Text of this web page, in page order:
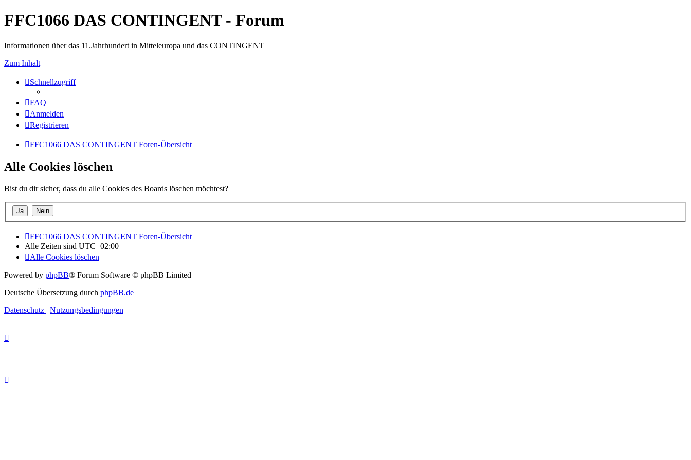
FFC1066 DAS CONTINGENT - Forum
Informationen über das 11.Jahrhundert in Mitteleuropa und das CONTINGENT
Zum Inhalt
Schnellzugriff
FAQ
Anmelden
Registrieren
FFC1066 DAS CONTINGENT Foren-Übersicht
Alle Cookies löschen
Bist du dir sicher, dass du alle Cookies des Boards löschen möchtest?
FFC1066 DAS CONTINGENT Foren-Übersicht
Alle Zeiten sind UTC+02:00
Alle Cookies löschen
Powered by phpBB® Forum Software © phpBB Limited
Deutsche Übersetzung durch phpBB.de
Datenschutz | Nutzungsbedingungen